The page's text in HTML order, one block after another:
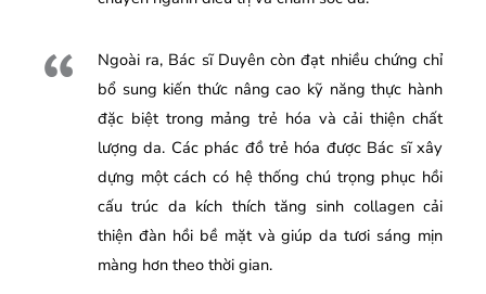
Ngoài ra, Bác sĩ Duyên còn đạt nhiều chứng chỉ
bổ sung kiến thức nâng cao kỹ năng thực hành
đặc biệt trong mảng trẻ hóa và cải thiện chất
lượng da. Các phác đồ trẻ hóa được Bác sĩ xây
dựng một cách có hệ thống chú trọng phục hồi
cấu trúc da kích thích tăng sinh collagen cải
thiện đàn hồi bề mặt và giúp da tươi sáng mịn
màng hơn theo thời gian.